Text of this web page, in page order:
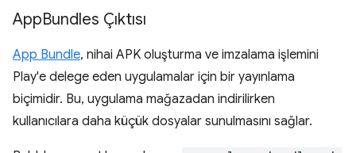
AppBundles Çıktısı
App Bundle, nihai APK oluşturma ve imzalama işlemini
Play'e delege eden uygulamalar için bir yayınlama
biçimidir. Bu, uygulama mağazadan indirilirken
kullanıcılara daha küçük dosyalar sunulmasını sağlar.